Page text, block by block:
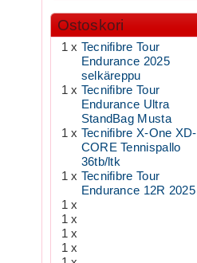
Ostoskori
1 x Tecnifibre Tour
Endurance 2025
selkäreppu
1 x Tecnifibre Tour
Endurance Ultra
StandBag Musta
1 x Tecnifibre X-One XD-
CORE Tennispallo
36tb/ltk
1 x Tecnifibre Tour
Endurance 12R 2025
1 x
1 x
1 x
1 x